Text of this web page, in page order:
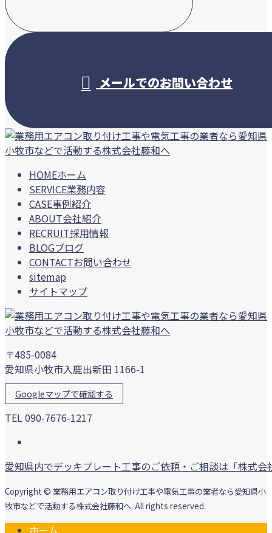
メールでのお問い合わせ
HOMEホーム
SERVICE業務内容
CASE事例紹介
ABOUT会社紹介
RECRUIT採用情報
BLOGブログ
CONTACTお問い合わせ
sitemap
サイトマップ
〒485-0084
愛知県小牧市入鹿出新田 1166-1
Googleマップで確認する
TEL 090-7676-1217
愛知県内でデッキプレート工事のご依頼・ご相談は「株式
Copyright © 業務用エアコン取り付け工事や電気工事の業者なら愛知県小
牧市などで活動する株式会社藤和へ. All rights reserved.
ホーム